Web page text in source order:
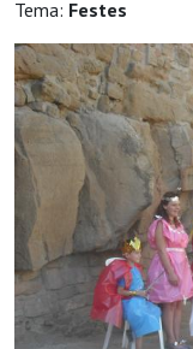
Tema: Festes